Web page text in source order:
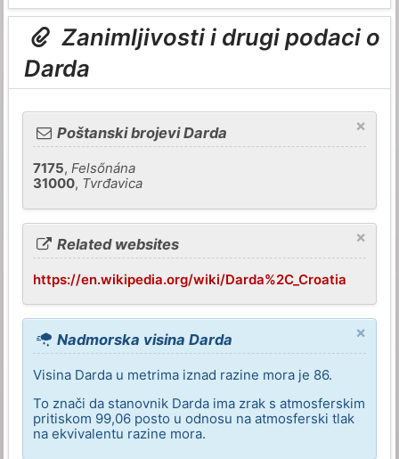
Zanimljivosti i drugi podaci o
Darda
×
Poštanski brojevi Darda
7175,Felsőnána
31000, Tvrđavica
×
Related websites
https://en.wikipedia.org/wiki/Darda%2C_Croatia
×
Nadmorska visina Darda
Visina Darda u metrima iznad razine mora je 86.
To znači da stanovnik Darda ima zrak s atmosferskim
pritiskom 99,06 posto u odnosu na atmosferski tlak
na ekvivalentu razine mora.